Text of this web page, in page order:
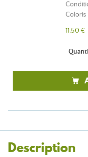
Coloris
11,50 €
Description